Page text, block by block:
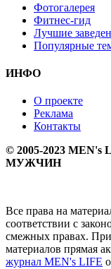
Фотогалерея
Фитнес-гид
Лучшие
Популярные
ИНФО
О проекте
Реклама
Контакты
© 2005-2023
МУЖЧИН
Все права на
соответствии с
смежных правах.
материалов прямая
журнал MEN's LIFE